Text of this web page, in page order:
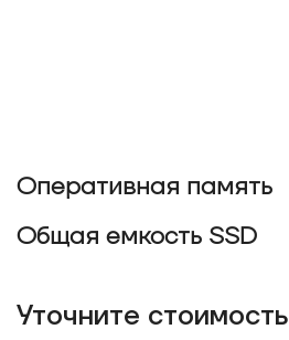
Оперативная память
Общая емкость SSD
Уточнитe стоимость